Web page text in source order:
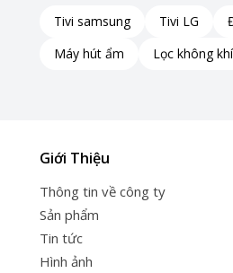
Tivi samsung Tivi LG
Máy hút ẩm
Lọc không khí
Giới Thiệu
Thông tin về công ty
Sản phẩm
Tin tức
Hình ảnh